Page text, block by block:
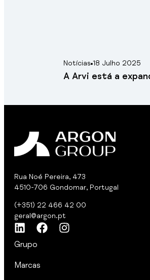
Notícias 18 Julho 2025
A Arvi está a
Rua Noé Pereira, 473
4510-706 Gondomar, Portugal
(+351) 22 466 42 00
geral@argon.pt
Grupo
Marcas